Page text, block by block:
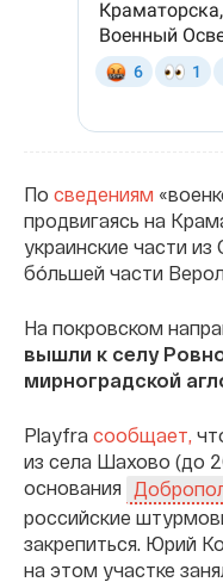
По сведениям
продвигаясь на
украинские части
бóльшей части
На покровском
вышли к селу
мирноградской
Playfra сообщает,
из села Шахово (до
основания
российские
закрепиться. Юрий
на этом участке